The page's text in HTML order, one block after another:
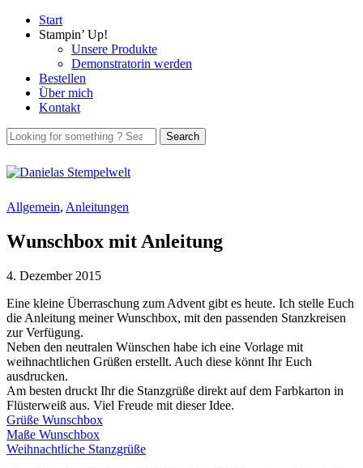
Start
Stampin’ Up!
Unsere Produkte
Demonstratorin werden
Bestellen
Über mich
Kontakt
Allgemein, Anleitungen
Wunschbox mit Anleitung
4. Dezember 2015
Eine kleine Überraschung zum Advent gibt es heute. Ich stelle Euch
die Anleitung meiner Wunschbox, mit den passenden Stanzkreisen
zur Verfügung.
Neben den neutralen Wünschen habe ich eine Vorlage mit
weihnachtlichen Grüßen erstellt. Auch diese könnt Ihr Euch
ausdrucken.
Am besten druckt Ihr die Stanzgrüße direkt auf dem Farbkarton in
Flüsterweiß aus. Viel Freude mit dieser Idee.
Grüße Wunschbox
Maße Wunschbox
Weihnachtliche Stanzgrüße